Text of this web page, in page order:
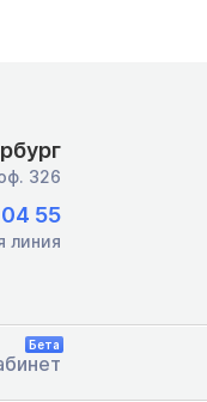
326
55
линия
Бета